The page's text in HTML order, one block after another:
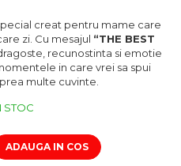
creat pentru mame care
zi. Cu mesajul “THE BEST
recunostinta si emotie
in care vrei sa spui
multe cuvinte.
STOC
ADAUGA IN COS